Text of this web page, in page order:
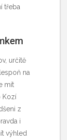
třeba
, určitě
na
mít
Kozí
z
i
výhled